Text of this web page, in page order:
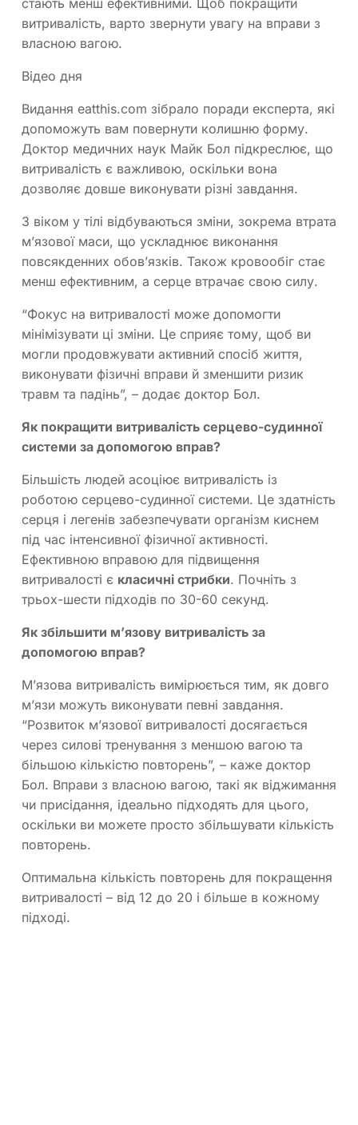
стають менш ефективними. Щоб покращити
витривалість, варто звернути увагу на вправи з
власною вагою.
Відео дня
Видання eatthis.com зібрало поради експерта, які
допоможуть вам повернути колишню форму.
Доктор медичних наук Майк Бол підкреслює, що
витривалість є важливою, оскільки вона
дозволяє довше виконувати різні завдання.
З віком у тілі відбуваються зміни, зокрема втрата
м’язової маси, що ускладнює виконання
повсякденних обов’язків. Також кровообіг стає
менш ефективним, а серце втрачає свою силу.
“Фокус на витривалості може допомогти
мінімізувати ці зміни. Це сприяє тому, щоб ви
могли продовжувати активний спосіб життя,
виконувати фізичні вправи й зменшити ризик
травм та падінь”, – додає доктор Бол.
Як покращити витривалість серцево-судинної
системи за допомогою вправ?
Більшість людей асоціює витривалість із
роботою серцево-судинної системи. Це здатність
серця і легенів забезпечувати організм киснем
під час інтенсивної фізичної активності.
Ефективною вправою для підвищення
витривалості є класичні стрибки. Почніть з
трьох-шести підходів по 30-60 секунд.
Як збільшити м’язову витривалість за
допомогою вправ?
М’язова витривалість вимірюється тим, як довго
м’язи можуть виконувати певні завдання.
“Розвиток м’язової витривалості досягається
через силові тренування з меншою вагою та
більшою кількістю повторень”, – каже доктор
Бол. Вправи з власною вагою, такі як віджимання
чи присідання, ідеально підходять для цього,
оскільки ви можете просто збільшувати кількість
повторень.
Оптимальна кількість повторень для покращення
витривалості – від 12 до 20 і більше в кожному
підході.